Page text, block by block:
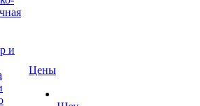
и
Цены